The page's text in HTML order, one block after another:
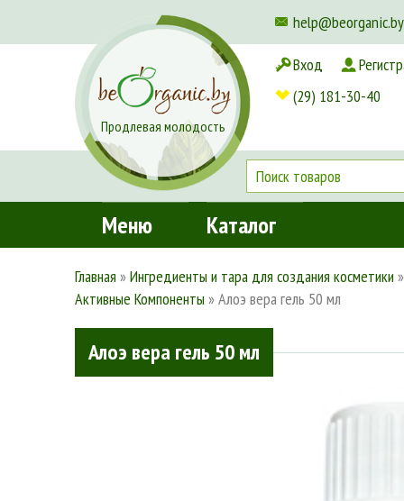
help@beorganic.by
Доставка и оплата
Продлевая молодость
Вход
(29) 181-30-40
Меню Каталог
Главная »Ингредиенты и тара для создания косметики
Активные Компоненты »Алоэ вера гель 50 мл
Алоэ вера гель 50 мл